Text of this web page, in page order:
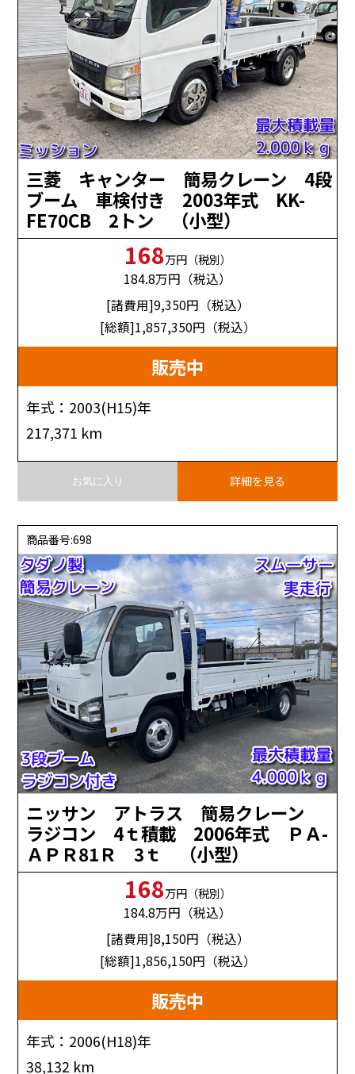
三菱 キャンター 簡易クレーン 4段
ブーム 車検付き 2003年式 KK-
FE70CB 2トン （小型）
168万円（税別）
184.8万円（税込）
[諸費用]9,350円（税込）
[総額]1,857,350円（税込）
販売中
年式：2003(H15)年
217,371 km
お気に入り 詳細を見る
商品番号:698
ニッサン アトラス 簡易クレーン
ラジコン 4ｔ積載 2006年式 ＰＡ-
ＡＰＲ81Ｒ 3ｔ （小型）
168万円（税別）
184.8万円（税込）
[諸費用]8,150円（税込）
[総額]1,856,150円（税込）
販売中
年式：2006(H18)年
38,132 km